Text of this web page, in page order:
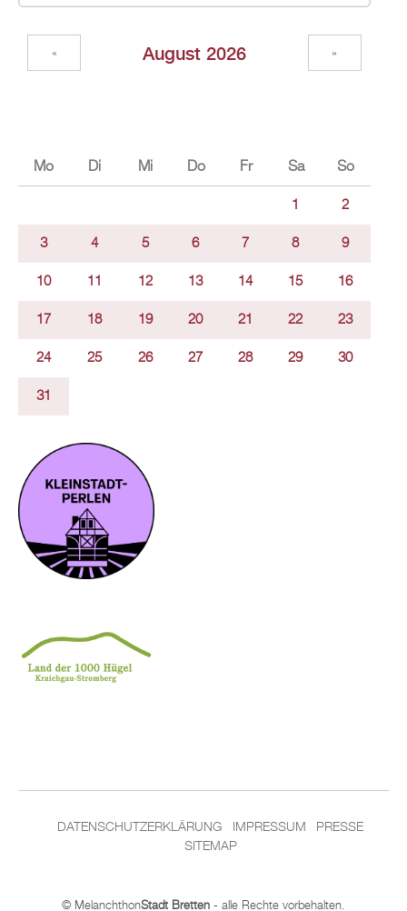
Au­gust 2026
« »
Mo Di Mi Do Fr Sa So
1 2
3 4 5 6 7 8 9
10 11 12 13 14 15 16
17 18 19 20 21 22 23
24 25 26 27 28 29 30
31
DA­TEN­SCHUT­Z­ER­KLÄ­RUNG IM­PRES­SUM
PRES­SE
SITEMAP
© Me­lan­chthonStadt Brett­en - alle Rech­te vor­be­hal­ten.